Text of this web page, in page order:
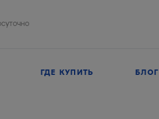
ГДЕ КУПИТЬ БЛОГ